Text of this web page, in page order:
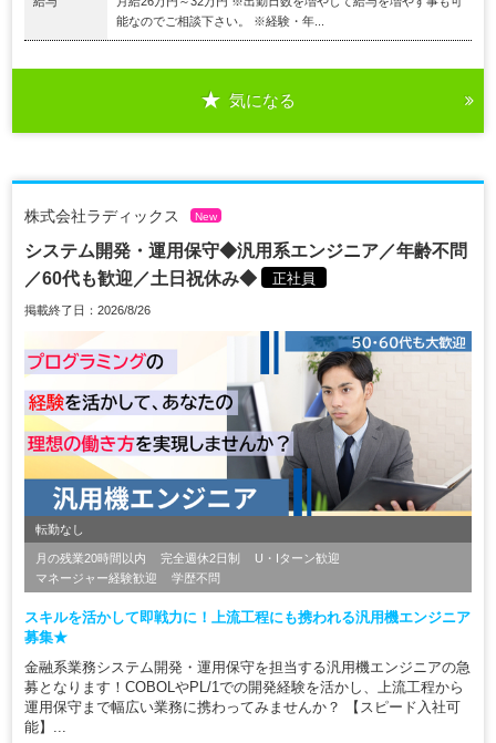
能なのでご相談下さい。 ※経験・年...
気になる
株式会社ラディックス New
システム開発・運用保守◆汎用系エンジニア／年齢不問
／60代も歓迎／土日祝休み◆
正社員
掲載終了日：2026/8/26
転勤なし
月の残業20時間以内 完全週休2日制
U・Iターン歓迎
マネージャー経験歓迎
学歴不問
スキルを活かして即戦力に！上流工程にも携われる汎用機エンジニア
募集★
金融系業務システム開発・運用保守を担当する汎用機エンジニアの急
募となります！COBOLやPL/1での開発経験を活かし、上流工程から
運用保守まで幅広い業務に携わってみませんか？ 【スピード入社可
能】...